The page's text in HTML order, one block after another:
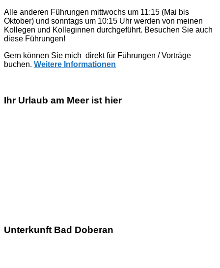
Alle anderen Führungen mittwochs um 11:15 (Mai bis
Oktober) und sonntags um 10:15 Uhr werden von meinen
Kollegen und Kolleginnen durchgeführt. Besuchen Sie auch
diese Führungen!
Gern können Sie mich direkt für Führungen / Vorträge
buchen. Weitere Informationen
Ihr Urlaub am Meer ist hier
Unterkunft Bad Doberan